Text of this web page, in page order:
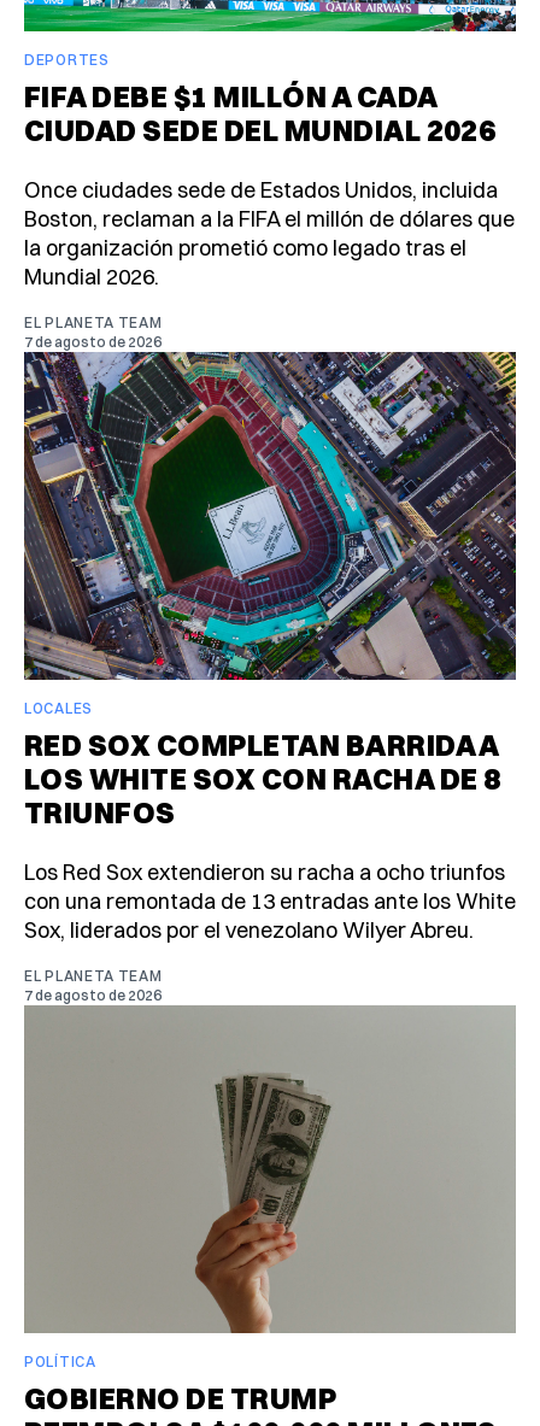
DEPORTES
FIFA DEBE $1 MILLÓN A CADA
CIUDAD SEDE DEL MUNDIAL 2026
Once ciudades sede de Estados Unidos, incluida
Boston, reclaman a la FIFA el millón de dólares que
la organización prometió como legado tras el
Mundial 2026.
EL PLANETA TEAM
7 de agosto de 2026
LOCALES
RED SOX COMPLETAN BARRIDA A
LOS WHITE SOX CON RACHA DE 8
TRIUNFOS
Los Red Sox extendieron su racha a ocho triunfos
con una remontada de 13 entradas ante los White
Sox, liderados por el venezolano Wilyer Abreu.
EL PLANETA TEAM
7 de agosto de 2026
POLÍTICA
GOBIERNO DE TRUMP